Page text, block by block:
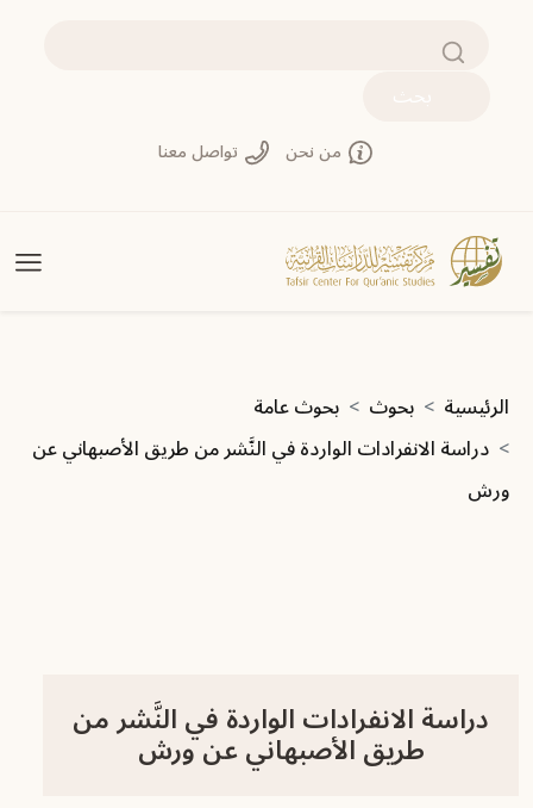
بحث
من نحن تواصل معنا
مسار التنقل
الرئيسية بحوث
بحوث عامة
دراسة الانفرادات الواردة في النَّشر من طريق الأصبهاني عن
ورش
دراسة الانفرادات الواردة في النَّشر من
طريق الأصبهاني عن ورش